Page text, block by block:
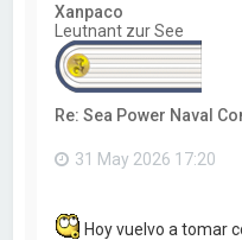
Xanpaco
Leutnant zur See
Re: Sea Power Naval
31 May 2026 17:20
Hoy vuelvo a tomar